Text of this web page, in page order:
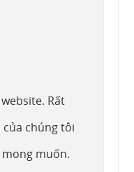
Rất
chúng tôi
muốn.